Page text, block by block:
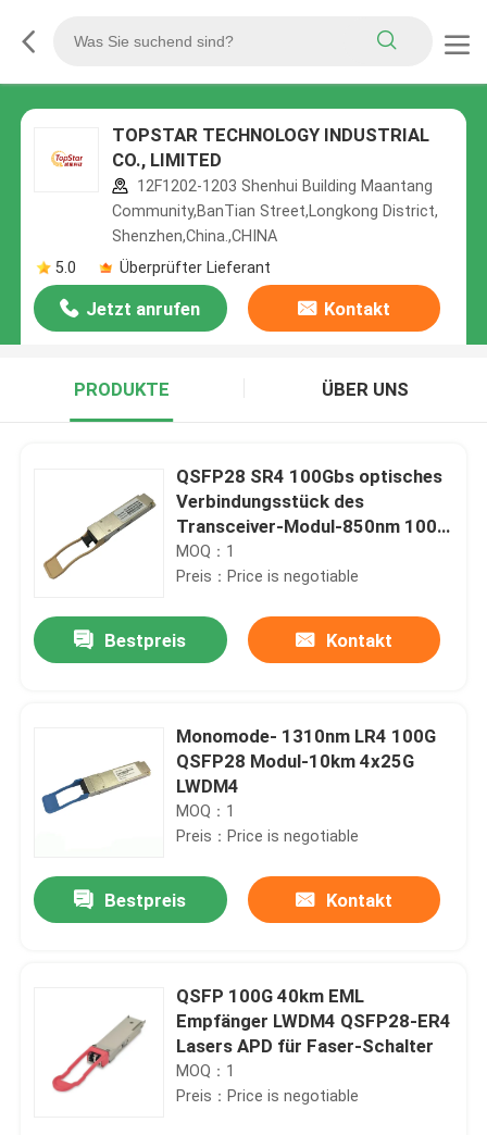
TOPSTAR TECHNOLOGY INDUSTRIAL
CO., LIMITED
12F1202-1203 Shenhui Building Maantang
Community,BanTian Street,Longkong District,
Shenzhen,China.,CHINA
5.0
Überprüfter Lieferant
Jetzt anrufen Kontakt
PRODUKTE ÜBER UNS
QSFP28 SR4 100Gbs optisches
Verbindungsstück des
Transceiver-Modul-850nm 100m
MPO
MOQ：1
Preis：Price is negotiable
Bestpreis Kontakt
Monomode- 1310nm LR4 100G
QSFP28 Modul-10km 4x25G
LWDM4
MOQ：1
Preis：Price is negotiable
Bestpreis Kontakt
QSFP 100G 40km EML
Empfänger LWDM4 QSFP28-ER4
Lasers APD für Faser-Schalter
MOQ：1
Preis：Price is negotiable